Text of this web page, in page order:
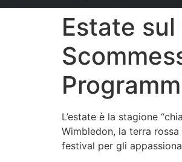
Estate
L’estate è la stagione
Wimbledon, la terra
festival per gli